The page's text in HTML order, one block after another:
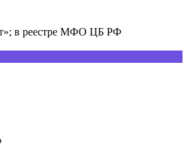
в реестре МФО ЦБ РФ